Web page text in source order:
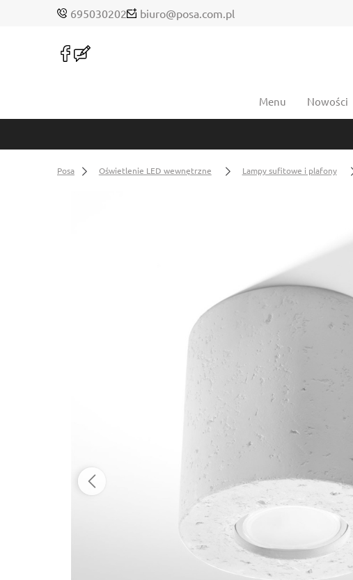
695030202 biuro@posa.com.pl
Menu Nowości
Posa Oświetlenie LED wewnętrzne Lampy sufitowe i plafony
tymczasowo niedostępny